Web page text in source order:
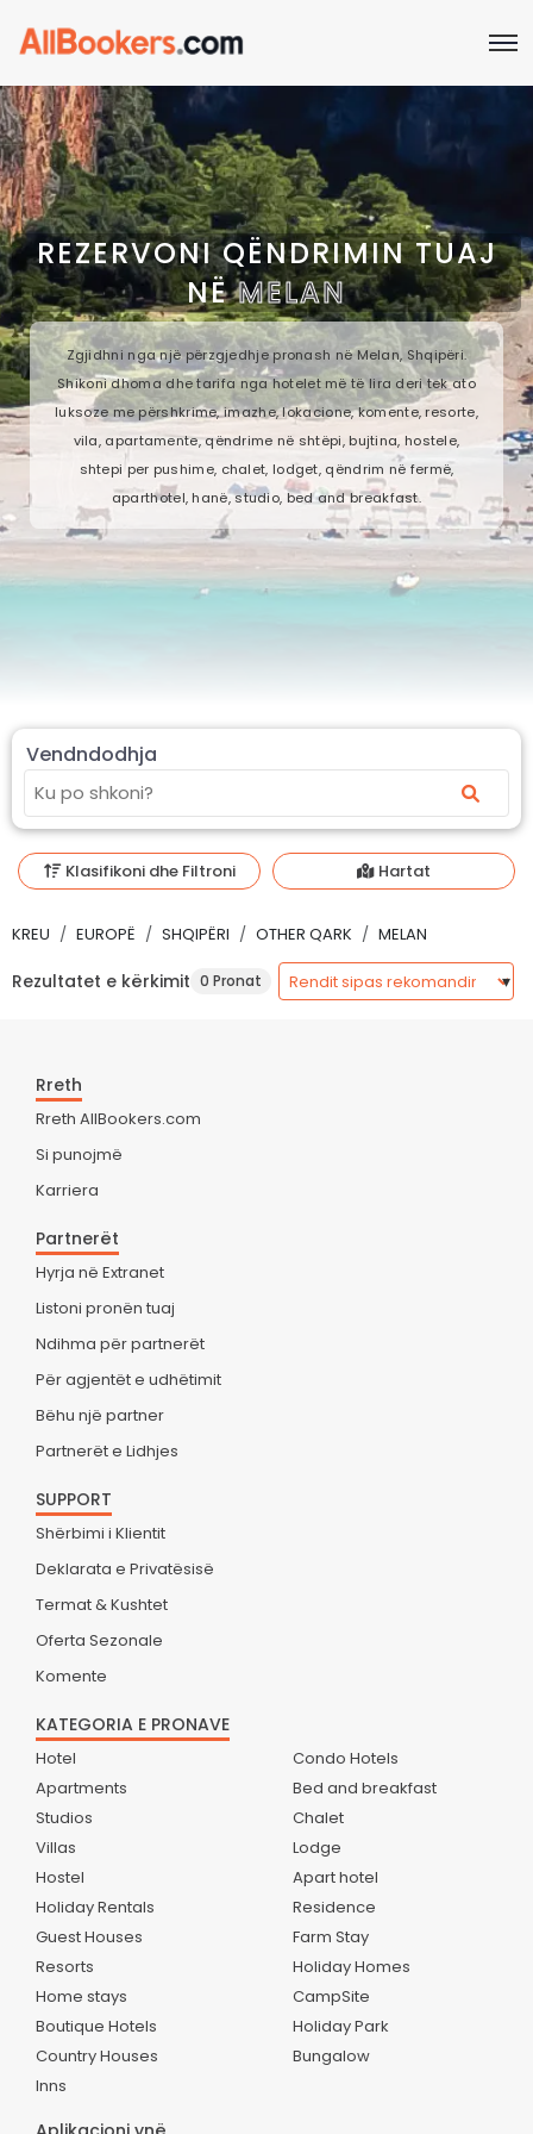
REZERVONI QËNDRIMIN TUAJ
NËMELAN
Zgjidhni nga një përzgjedhje pronash në Melan, Shqipëri.
Shikoni dhoma dhe tarifa nga hotelet më të lira deri tek ato
luksoze me përshkrime, imazhe, lokacione, komente, resorte,
vila, apartamente, qëndrime në shtëpi, bujtina, hostele,
shtepi per pushime, chalet, lodget, qëndrim në fermë,
aparthotel, hanë, studio, bed and breakfast.
Vendndodhja
Klasifikoni dhe Filtroni Hartat
KREU EUROPË SHQIPËRI OTHER QARK MELAN
Rezultatet e kërkimit 0 Pronat
Rreth
Rreth AllBookers.com
Si punojmë
Karriera
Partnerët
Hyrja në Extranet
Listoni pronën tuaj
Ndihma për partnerët
Për agjentët e udhëtimit
Bëhu një partner
Partnerët e Lidhjes
SUPPORT
Shërbimi i Klientit
Deklarata e Privatësisë
Termat & Kushtet
Oferta Sezonale
Komente
KATEGORIA E PRONAVE
Hotel
Apartments
Studios
Villas
Hostel
Holiday Rentals
Guest Houses
Resorts
Home stays
Boutique Hotels
Country Houses
Inns
Condo Hotels
Bed and breakfast
Chalet
Lodge
Apart hotel
Residence
Farm Stay
Holiday Homes
CampSite
Holiday Park
Bungalow